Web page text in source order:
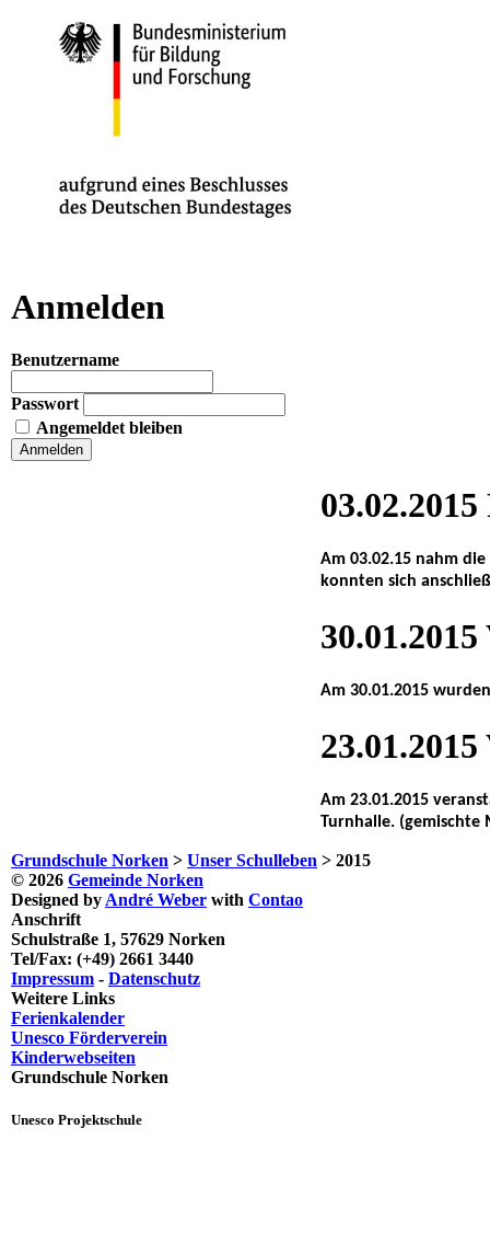
Anmelden
Benutzername
Passwort
Angemeldet bleiben
Am 03.02.15 nahm
konnten sich
Am 30.01.2015
Am 23.01.2015
Turnhalle. (gemischte
Grundschule Norken > Unser Schulleben > 2015
© 2026 Gemeinde Norken
Designed by André Weber with Contao
Anschrift
Schulstraße 1, 57629 Norken
Tel/Fax: (+49) 2661 3440
Impressum - Datenschutz
Weitere Links
Ferienkalender
Unesco Förderverein
Kinderwebseiten
Grundschule Norken
Unesco Projektschule